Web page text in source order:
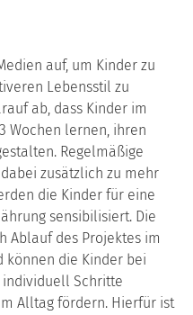
auf, um Kinder zu
Lebensstil zu
ab, dass Kinder im
Wochen lernen, ihren
Regelmäßige
zusätzlich zu mehr
die Kinder für eine
sensibilisiert. Die
Ablauf des Projektes im
können die Kinder bei
Schritte
Alltag fördern. Hierfür ist